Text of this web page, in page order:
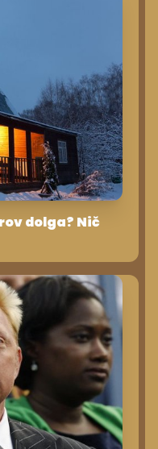
dolga? Nič